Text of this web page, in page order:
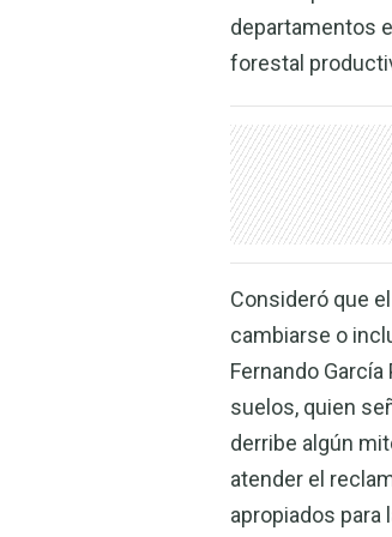
departamentos
forestal
Consideró que
cambiarse o
Fernando
suelos, quien
derribe algún
atender el
apropiados para